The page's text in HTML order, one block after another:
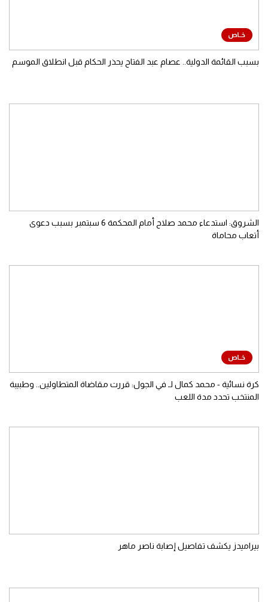
بسبب القائمة الدولية.. عصام عبد الفتاح يحذر الحكام قبل انطلاق الموسم
الشروق: استدعاء محمد صلاح أمام المحكمة 6 سبتمبر بسبب دعوى
أتعاب محاماة
كرة نسائية - محمد كمال لـ في الجول: قررت مقاضاة المتطاولين.. وطبيبة
المنتخب تحدد مدة اللعب
بيراميدز يكشف تفاصيل إصابة ناصر ماهر